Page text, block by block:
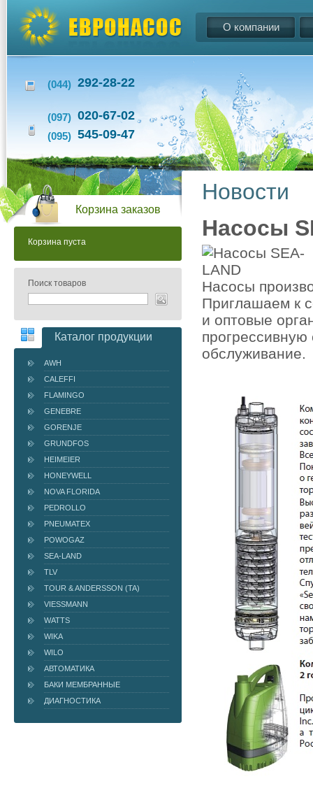
О компании
(044) 292-28-22
(097) 020-67-02
(095) 545-09-47
Корзина заказов
Корзина пуста
Поиск товаров
Каталог продукции
AWH
CALEFFI
FLAMINGO
GENEBRE
GORENJE
GRUNDFOS
HEIMEIER
HONEYWELL
NOVA FLORIDA
PEDROLLO
PNEUMATEX
POWOGAZ
SEA-LAND
TLV
TOUR & ANDERSSON (TA)
VIESSMANN
WATTS
WIKA
WILO
АВТОМАТИКА
БАКИ МЕМБРАННЫЕ
ДИАГНОСТИКА
Новости
Насосы
Насосы
Приглашаем к
и оптовые
прогрессивную
обслуживание.